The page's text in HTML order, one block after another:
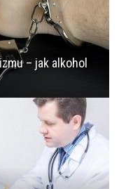
– jak alkohol